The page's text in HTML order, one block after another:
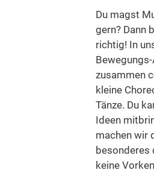
Du magst
gern? Dann
richtig! In
zusammen
kleine
Tänze. Du
Ideen
machen wir
besonderes
keine